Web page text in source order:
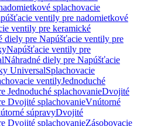
splachovacie
ventily pre nadomietkové
ventily pre keramické
diely pre Napúšťacie ventily pre
Napúšťacie ventily pre
Náhradné diely pre Napúšťacie
UniversalSplachovacie
ventilyJednoduché
Jednoduché splachovanieDvojité
Dvojité splachovanieVnútorné
súpravyDvojité
Dvojité splachovanieZásobovacie